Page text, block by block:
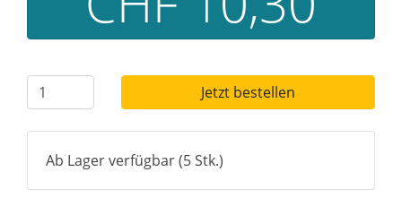
Jetzt bestellen
Ab Lager verfügbar (5 Stk.)